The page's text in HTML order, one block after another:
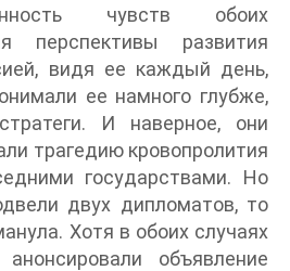
чувств обоих
перспективы развития
видя ее каждый день,
ее намного глубже,
И наверное, они
трагедию кровопролития
государствами. Но
двух дипломатов, то
Хотя в обоих случаях
объявление